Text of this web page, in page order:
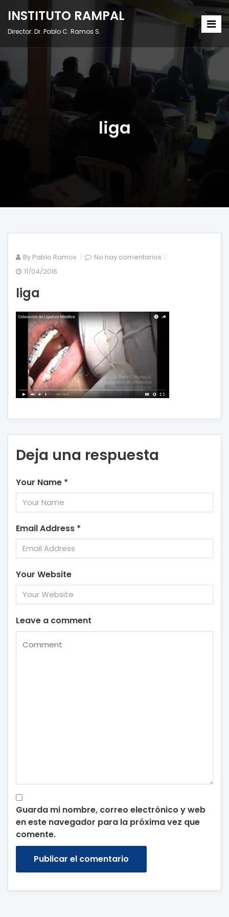
INSTITUTO RAMPAL
Director: Dr. Pablo C. Ramos S.
liga
By Pablo Ramos No hay comentarios en
11/04/2016
liga
Deja una respuesta
Your Name *
Email Address *
Your Website
Leave a comment
Guarda mi nombre, correo electrónico y web
en este navegador para la próxima vez que
comente.